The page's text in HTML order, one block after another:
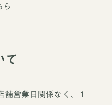
て
営業日関係なく、１